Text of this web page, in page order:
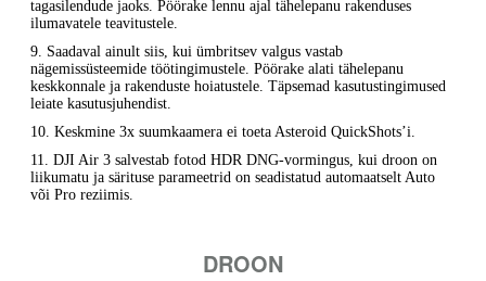
tagasilendude jaoks. Pöörake lennu ajal tähelepanu rakenduses
ilumavatele teavitustele.
9. Saadaval ainult siis, kui ümbritsev valgus vastab
nägemissüsteemide töötingimustele. Pöörake alati tähelepanu
keskkonnale ja rakenduste hoiatustele. Täpsemad kasutustingimused
leiate kasutusjuhendist.
10. Keskmine 3x suumkaamera ei toeta Asteroid QuickShots’i.
11. DJI Air 3 salvestab fotod HDR DNG-vormingus, kui droon on
liikumatu ja särituse parameetrid on seadistatud automaatselt Auto
või Pro reziimis.
DROON